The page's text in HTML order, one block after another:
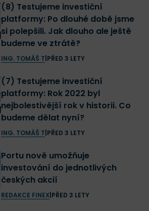
(8) Testujeme investiční
platformy: Po dlouhé době jsme
si polepšili. Jak dlouho ale ještě
budeme ve ztrátě?
ING. TOMÁŠ T PŘED 3 LETY
(7) Testujeme investiční
platformy: Rok 2022 byl
nejbolestivější rok v historii. Co
budeme dělat nyní?
ING. TOMÁŠ T PŘED 3 LETY
Portu nově umožňuje
investování do jednotlivých
českých akcií
REDAKCE FINEX| PŘED 3 LETY